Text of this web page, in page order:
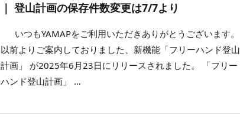
｜ 登山計画の保存件数変更は7/7より
いつもYAMAPをご利用いただきありがとうございます。
以前よりご案内しておりました、新機能「フリーハンド登山
計画」 が2025年6月23日にリリースされました。 「フリー
ハンド登山計画」 …